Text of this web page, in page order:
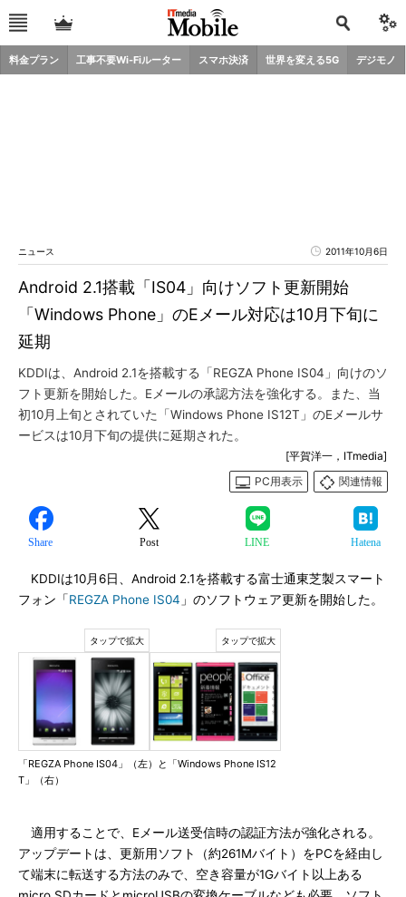
料金プラン 工事不要Wi-Fiルーター スマホ決済 世界を変える5G デジモノ
ニュース 2011年10月6日
Android 2.1搭載「IS04」向けソフト更新開始
「Windows Phone」のEメール対応は10月下旬に
延期
KDDIは、Android 2.1を搭載する「REGZA Phone IS04」向けのソ
フト更新を開始した。Eメールの承認方法を強化する。また、当
初10月上旬とされていた「Windows Phone IS12T」のEメールサ
ービスは10月下旬の提供に延期された。
[平賀洋一，ITmedia]
PC用表示
関連情報
Share Post LINE Hatena
KDDIは10月6日、Android 2.1を搭載する富士通東芝製スマート
フォン「REGZA Phone IS04 」のソフトウェア更新を開始した。
「REGZA Phone IS04」（左）と「Windows Phone IS12
T」（右）
適用することで、Eメール送受信時の認証方法が強化される。
アップデートは、更新用ソフト（約261Mバイト）をPCを経由し
て端末に転送する方法のみで、空き容量が1Gバイト以上ある